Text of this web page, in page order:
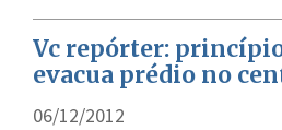
Vc repórter:
evacua prédio no
06/12/2012